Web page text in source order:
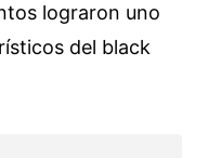
lograron uno
del black